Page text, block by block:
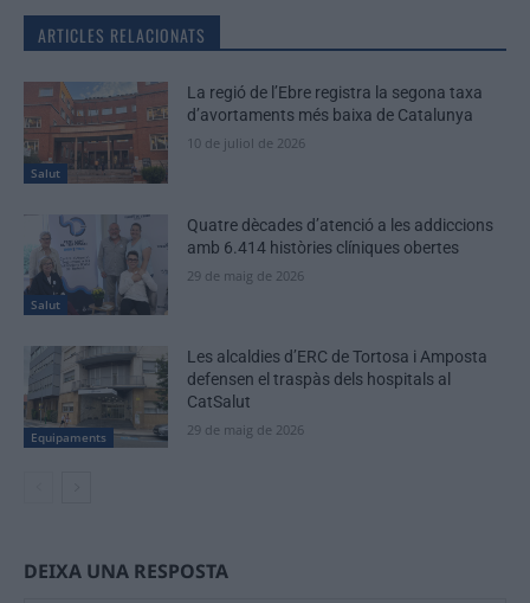
ARTICLES RELACIONATS
Salut
La regió de l’Ebre registra la segona taxa
d’avortaments més baixa de Catalunya
10 de juliol de 2026
Salut
Quatre dècades d’atenció a les addiccions
amb 6.414 històries clíniques obertes
29 de maig de 2026
Equipaments
Les alcaldies d’ERC de Tortosa i Amposta
defensen el traspàs dels hospitals al
CatSalut
29 de maig de 2026
DEIXA UNA RESPOSTA